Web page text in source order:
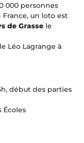
000 personnes
un loto est
de Grasse le
Léo Lagrange à
début des parties
Écoles